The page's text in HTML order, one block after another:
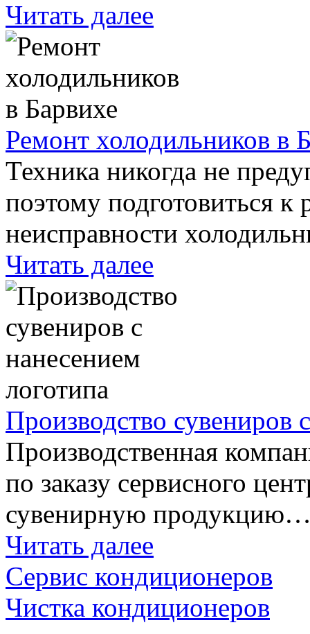
Читать далее
Ремонт холодильников в
Техника никогда не
поэтому подготовиться
неисправности
Читать далее
Производство сувениров
Производственная
по заказу сервисного
сувенирную
Читать далее
Сервис кондиционеров
Чистка кондиционеров